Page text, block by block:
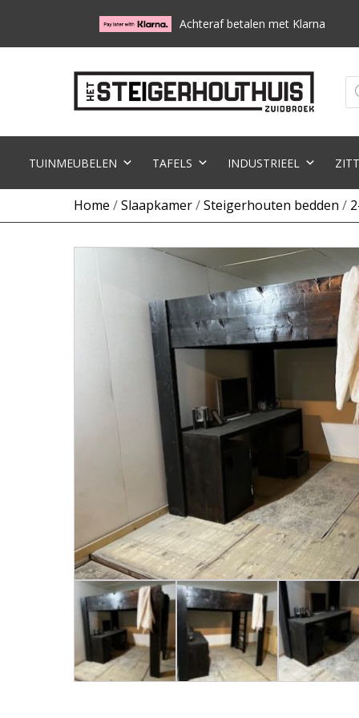
Achteraf betalen met Klarna
TUINMEUBELEN TAFELS INDUSTRIEEL
Home /Slaapkamer/Steigerhouten bedden /